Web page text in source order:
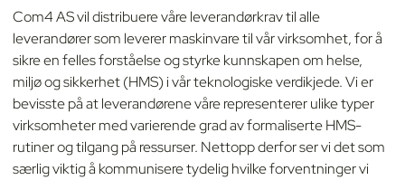
Com4 AS vil distribuere våre leverandørkrav til alle
leverandører som leverer maskinvare til vår virksomhet, for å
sikre en felles forståelse og styrke kunnskapen om helse,
miljø og sikkerhet (HMS) i vår teknologiske verdikjede. Vi er
bevisste på at leverandørene våre representerer ulike typer
virksomheter med varierende grad av formaliserte HMS-
rutiner og tilgang på ressurser. Nettopp derfor ser vi det som
særlig viktig å kommunisere tydelig hvilke forventninger vi